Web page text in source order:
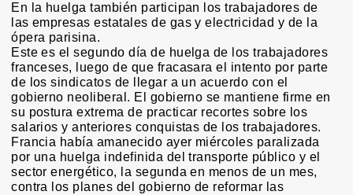
En la huelga también participan los trabajadores de
las empresas estatales de gas y electricidad y de la
ópera parisina.
Este es el segundo día de huelga de los trabajadores
franceses, luego de que fracasara el intento por parte
de los sindicatos de llegar a un acuerdo con el
gobierno neoliberal. El gobierno se mantiene firme en
su postura extrema de practicar recortes sobre los
salarios y anteriores conquistas de los trabajadores.
Francia había amanecido ayer miércoles paralizada
por una huelga indefinida del transporte público y el
sector energético, la segunda en menos de un mes,
contra los planes del gobierno de reformar las